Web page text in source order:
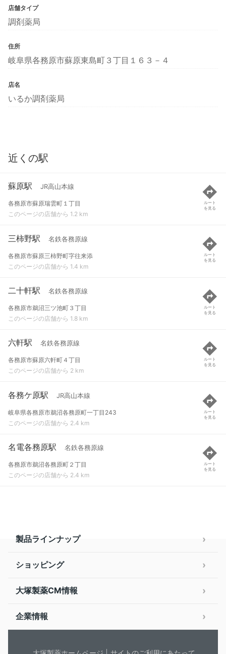
店舗タイプ
調剤薬局
住所
岐阜県各務原市蘇原東島町３丁目１６３－４
店名
いるか調剤薬局
近くの駅
蘇原駅 JR高山本線
各務原市蘇原瑞雲町１丁目
このページの店舗から 1.2 km
ルート
を見る
三柿野駅 名鉄各務原線
各務原市蘇原三柿野町字往来添
このページの店舗から 1.4 km
ルート
を見る
二十軒駅 名鉄各務原線
各務原市鵜沼三ツ池町３丁目
このページの店舗から 1.8 km
ルート
を見る
六軒駅 名鉄各務原線
各務原市蘇原六軒町４丁目
このページの店舗から 2 km
ルート
を見る
各務ケ原駅 JR高山本線
岐阜県各務原市鵜沼各務原町一丁目243
このページの店舗から 2.4 km
ルート
を見る
名電各務原駅 名鉄各務原線
各務原市鵜沼各務原町２丁目
このページの店舗から 2.4 km
ルート
を見る
製品ラインナップ
ショッピング
大塚製薬CM情報
企業情報